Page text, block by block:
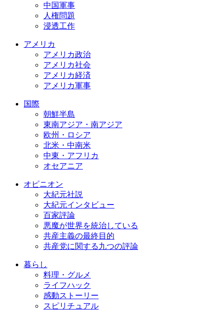
中国軍事
人権問題
浸透工作
アメリカ
アメリカ政治
アメリカ社会
アメリカ経済
アメリカ軍事
国際
朝鮮半島
東南アジア・南アジア
欧州・ロシア
北米・中南米
中東・アフリカ
オセアニア
オピニオン
大紀元社説
大紀元インタビュー
百家評論
悪魔が世界を統治している
共産主義の最終目的
共産党に関する九つの評論
暮らし
料理・グルメ
ライフハック
感動ストーリー
スピリチュアル